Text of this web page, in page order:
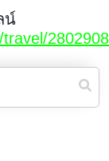
น์
2802908